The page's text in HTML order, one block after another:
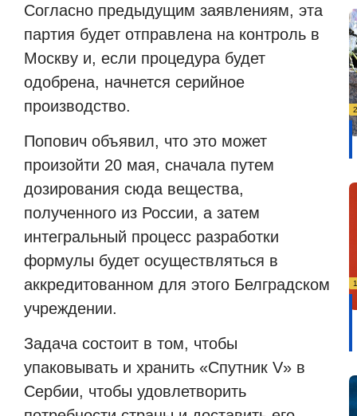
Согласно предыдущим заявлениям, эта
партия будет отправлена на контроль в
Москву и, если процедура будет
одобрена, начнется серийное
производство.
Попович объявил, что это может
произойти 20 мая, сначала путем
дозирования сюда вещества,
полученного из России, а затем
интегральный процесс разработки
формулы будет осуществляться в
аккредитованном для этого Белградском
учреждении.
Задача состоит в том, чтобы
упаковывать и хранить «Спутник V» в
Сербии, чтобы удовлетворить